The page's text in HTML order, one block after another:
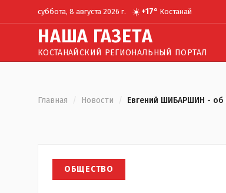
суббота, 8 августа 2026 г. ☀️+17° Костанай
НАША ГАЗЕТА
КОСТАНАЙСКИЙ РЕГИОНАЛЬНЫЙ ПОРТАЛ
Главная / Новости / Евгений ШИБАРШИН - об
ОБЩЕСТВО